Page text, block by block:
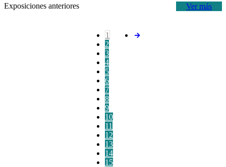
Ver más
Exposiciones anteriores
1
2
3
4
5
6
7
8
9
10
11
12
13
14
15